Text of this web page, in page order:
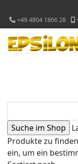
+49 4804 1866 28
Produkte zu
ein, um ein